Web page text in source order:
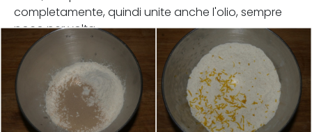
completamente, quindi unite anche l'olio, sempre
poco per volta.